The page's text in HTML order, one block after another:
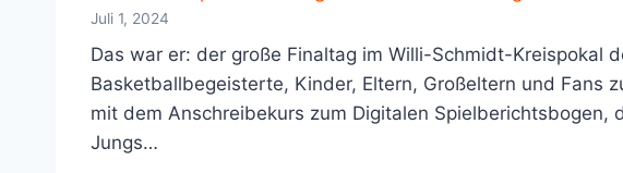
Juli 1, 2024
Das war er: der große Finaltag im Willi-Schmidt-Kreispokal
Basketballbegeisterte, Kinder, Eltern, Großeltern und Fans
mit dem Anschreibekurs zum Digitalen
Jungs…